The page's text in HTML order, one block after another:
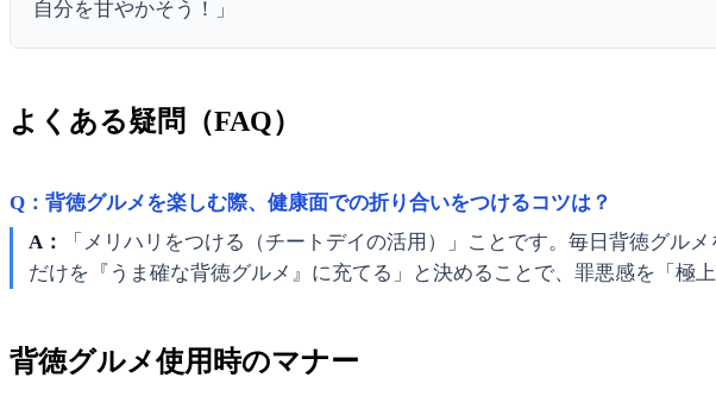
自分を甘やかそう！」
よくある疑問（FAQ）
Q：背徳グルメを楽しむ際、健康面での折り合いをつけるコツは？
A：
「メリハリをつける（チートデイの活用）」ことです。毎日背徳グル
だけを『うま確な背徳グルメ』に充てる」と決めることで、罪悪感を「極
背徳グルメ使用時のマナー